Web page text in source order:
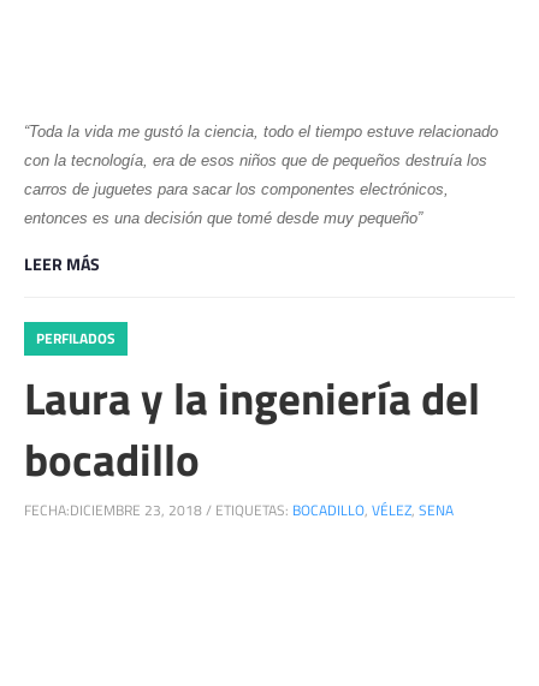
“Toda la vida me gustó la ciencia, todo el tiempo estuve relacionado
con la tecnología, era de esos niños que de pequeños destruía los
carros de juguetes para sacar los componentes electrónicos,
entonces es una decisión que tomé desde muy pequeño”
LEER MÁS
PERFILADOS
Laura y la ingeniería del
bocadillo
FECHA:DICIEMBRE 23, 2018/ ETIQUETAS: BOCADILLO, VÉLEZ, SENA